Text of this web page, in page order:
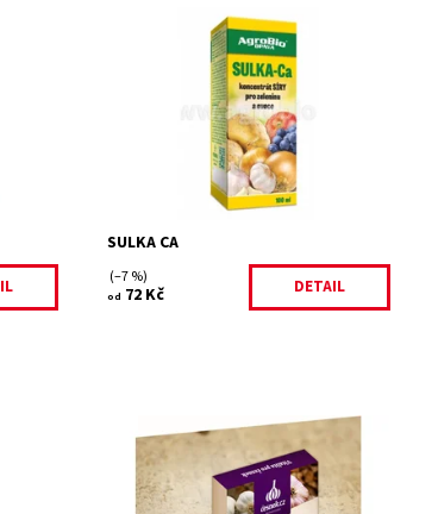
Anorganické kapalné hnojivo na bázi
sekundárních živin síry a vápníku.
Skladem 11
31826/100
AGROBIO s.r.o.
2 roky
SULKA CA
(–7 %)
od 72 Kč DETAIL
Mikrobiální pomocný rostlinný
přípravek založený na kombinaci houby
a bakterie. Odesíláme: od září 2026